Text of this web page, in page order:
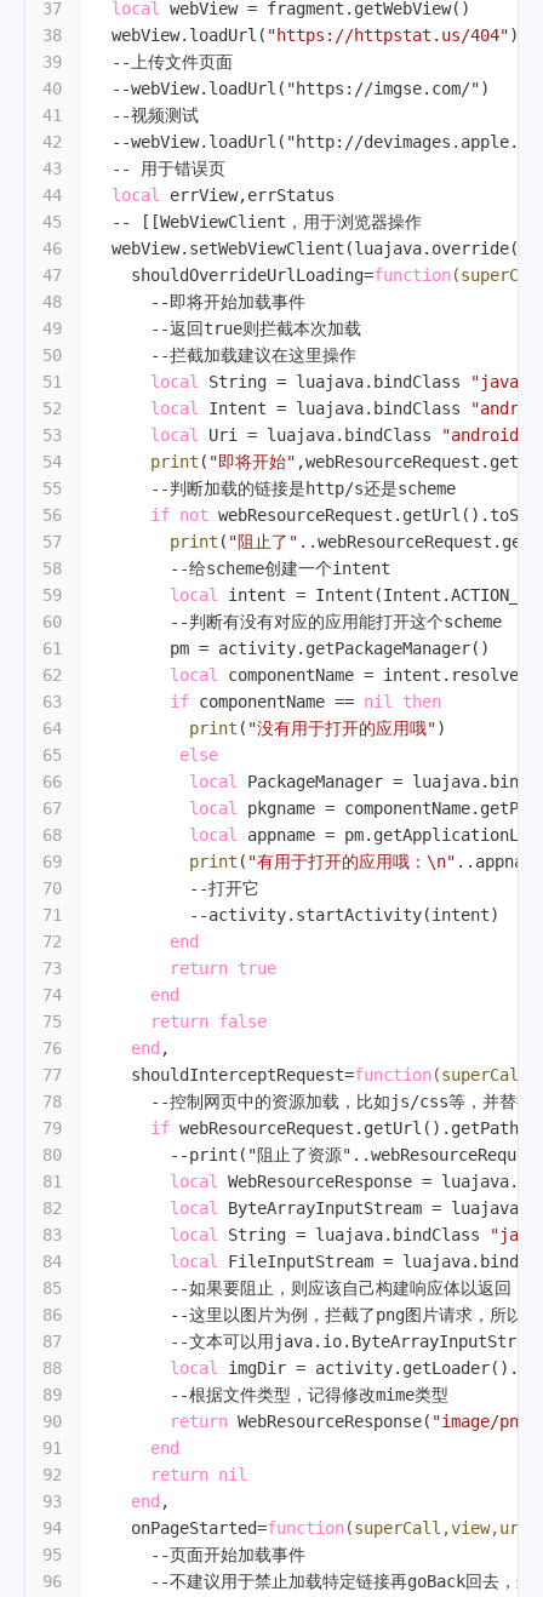
37
38
39
40
41
42
43
44
45
46
47
48
49
50
51
52
53
54
55
56
57
58
59
60
61
62
63
64
65
66
67
68
69
70
71
72
73
74
75
76
77
78
79
80
81
82
83
84
85
86
87
88
89
90
91
92
93
94
95
96
local
webView = fragment.getWebView()
  webView.loadUrl(
"https://httpstat.us/404")
--上传文件页面
--webView.loadUrl("https://imgse.com/")
--视频测试
--webView.loadUrl("http://
-- 用于错误页
local
errView,errStatus
-- [[WebViewClient，用于浏览器操作
    shouldOverrideUrlLoading=
function
--即将开始加载事件
--返回true则拦截本次加载
--拦截加载建议在这里操作
local
String = luajava.bindClass
local
Intent = luajava.bindClass
local
Uri = luajava.bindClass
print ( "即将开始"
--判断加载的链接是http/s还是scheme
if not
print ( "阻止了"
--给scheme创建一个intent
local
intent =
--判断有没有对应的应用能打开这个scheme
        pm = activity.getPackageManager()
local
componentName =
if componentName == nil
then
print ( "没有用于打开的应用哦")
else
local
PackageManager =
local
pkgname =
local
appname =
print ( "有用于打开的应用哦：\n"
--打开它
--activity.startActivity(intent)
end
return true
end
return false
end ,
    shouldInterceptRequest=
function
--控制网页中的资源加载，比如js/css等，并替换
if
--print("阻止了资源
local
WebResourceResponse =
local
ByteArrayInputStream =
local
String = luajava.bindClass
local
FileInputStream =
--如果要阻止，则应该自己构建响应体以返回
--这里以图片为例，拦截了png图片请求，所以
--文本可以用java.io.ByteArrayInputStream
local
imgDir =
--根据文件类型，记得修改mime类型
return WebResourceResponse( "image/png"
end
return nil
end ,
    onPageStarted=
function
--页面开始加载事件
--不建议用于禁止加载特定链接再goBack回去，